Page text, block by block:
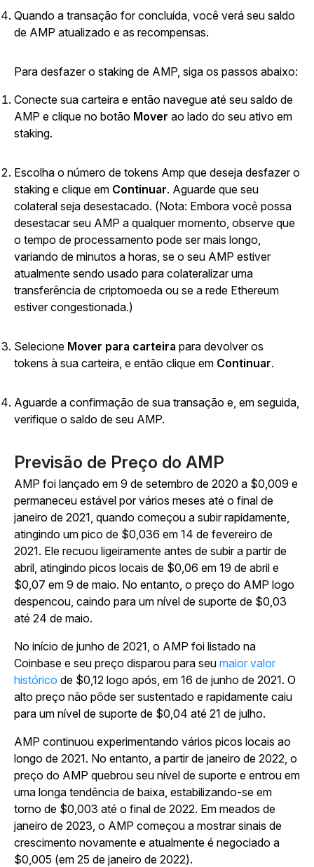
Quando a transação for concluída, você verá seu saldo
de AMP atualizado e as recompensas.
Para desfazer o staking de AMP, siga os passos abaixo:
Conecte sua carteira e então navegue até seu saldo de
AMP e clique no botão Mover ao lado do seu ativo em
staking.
Escolha o número de tokens Amp que deseja desfazer o
staking e clique em Continuar. Aguarde que seu
colateral seja desestacado. (Nota: Embora você possa
desestacar seu AMP a qualquer momento, observe que
o tempo de processamento pode ser mais longo,
variando de minutos a horas, se o seu AMP estiver
atualmente sendo usado para colateralizar uma
transferência de criptomoeda ou se a rede Ethereum
estiver congestionada.)
Selecione Mover para carteira para devolver os
tokens à sua carteira, e então clique em Continuar.
Aguarde a confirmação de sua transação e, em seguida,
verifique o saldo de seu AMP.
Previsão de Preço do AMP
AMP foi lançado em 9 de setembro de 2020 a $0,009 e
permaneceu estável por vários meses até o final de
janeiro de 2021, quando começou a subir rapidamente,
atingindo um pico de $0,036 em 14 de fevereiro de
2021. Ele recuou ligeiramente antes de subir a partir de
abril, atingindo picos locais de $0,06 em 19 de abril e
$0,07 em 9 de maio. No entanto, o preço do AMP logo
despencou, caindo para um nível de suporte de $0,03
até 24 de maio.
No início de junho de 2021, o AMP foi listado na
Coinbase e seu preço disparou para seu maior valor
histórico de $0,12 logo após, em 16 de junho de 2021. O
alto preço não pôde ser sustentado e rapidamente caiu
para um nível de suporte de $0,04 até 21 de julho.
AMP continuou experimentando vários picos locais ao
longo de 2021. No entanto, a partir de janeiro de 2022, o
preço do AMP quebrou seu nível de suporte e entrou em
uma longa tendência de baixa, estabilizando-se em
torno de $0,003 até o final de 2022. Em meados de
janeiro de 2023, o AMP começou a mostrar sinais de
crescimento novamente e atualmente é negociado a
$0,005 (em 25 de janeiro de 2022).